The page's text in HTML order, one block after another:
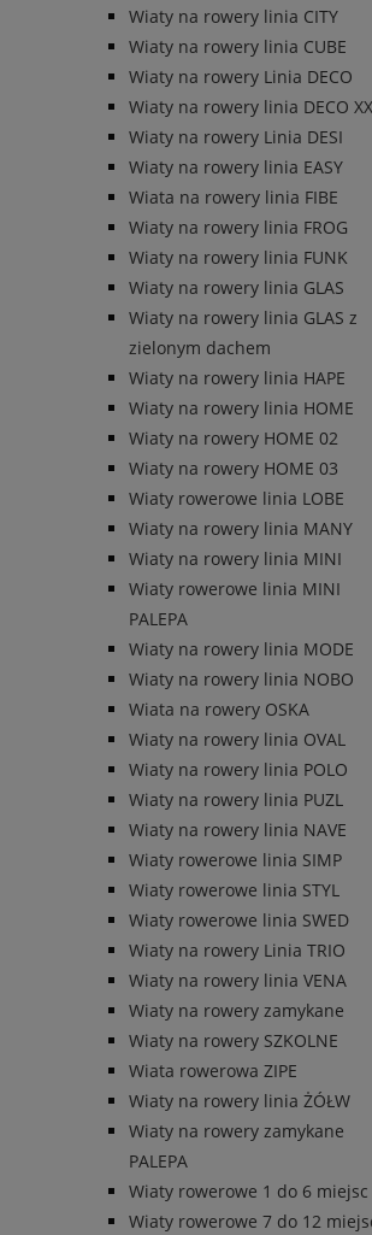
Wiaty na rowery linia CITY
Wiaty na rowery linia CUBE
Wiaty na rowery Linia DECO
Wiaty na rowery linia DECO
Wiaty na rowery Linia DESI
Wiaty na rowery linia EASY
Wiata na rowery linia FIBE
Wiaty na rowery linia FROG
Wiaty na rowery linia FUNK
Wiaty na rowery linia GLAS
Wiaty na rowery linia GLAS z
zielonym dachem
Wiaty na rowery linia HAPE
Wiaty na rowery linia HOME
Wiaty na rowery HOME 02
Wiaty na rowery HOME 03
Wiaty rowerowe linia LOBE
Wiaty na rowery linia MANY
Wiaty na rowery linia MINI
Wiaty rowerowe linia MINI
PALEPA
Wiaty na rowery linia MODE
Wiaty na rowery linia NOBO
Wiata na rowery OSKA
Wiaty na rowery linia OVAL
Wiaty na rowery linia POLO
Wiaty na rowery linia PUZL
Wiaty na rowery linia NAVE
Wiaty rowerowe linia SIMP
Wiaty rowerowe linia STYL
Wiaty rowerowe linia SWED
Wiaty na rowery Linia TRIO
Wiaty na rowery linia VENA
Wiaty na rowery zamykane
Wiaty na rowery SZKOLNE
Wiata rowerowa ZIPE
Wiaty na rowery linia ŻÓŁW
Wiaty na rowery zamykane
PALEPA
Wiaty rowerowe 1 do 6 miejsc
Wiaty rowerowe 7 do 12